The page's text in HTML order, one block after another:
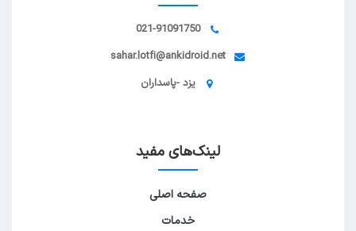
021-91091750
sahar.lotfi@ankidroid.net
یزد -پاسداران
لینک‌های مفید
صفحه اصلی
خدمات